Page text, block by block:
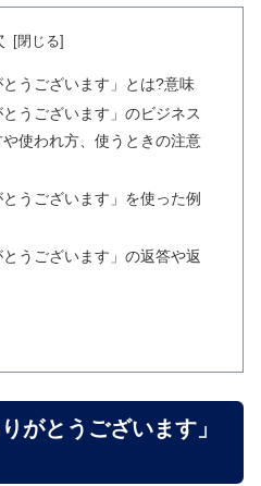
とうございます」とは?意味
とうございます」のビジネス
使われ方、使うときの注意
とうございます」を使った例
とうございます」の返答や返
がとうございます」